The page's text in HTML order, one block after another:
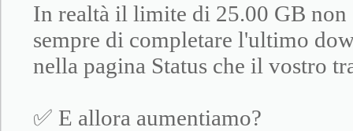
In realtà il limite di 25.00 GB
sempre di completare l'ultimo
nella pagina Status che il vostro
✅ E allora aumentiamo?